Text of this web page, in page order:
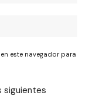
este navegador para
siguientes